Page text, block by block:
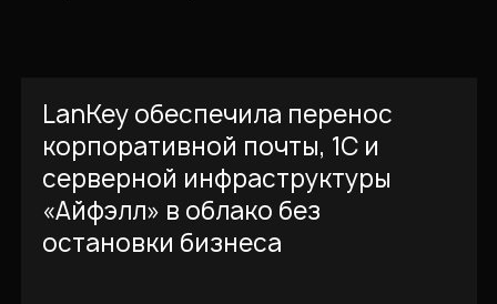
LanKey обеспечила перенос
корпоративной почты, 1С и
серверной инфраструктуры
«Айфэлл» в облако без
остановки бизнеса